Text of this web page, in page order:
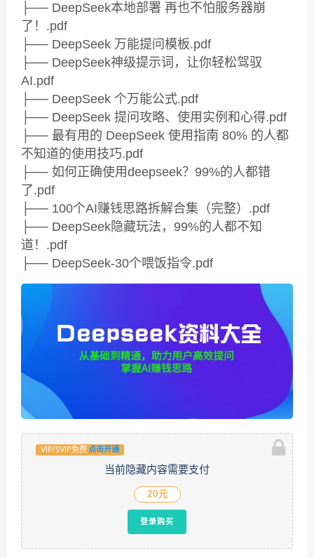
├── DeepSeek本地部署 再也不怕服务器崩
了！.pdf
├── DeepSeek 万能提问模板.pdf
├── DeepSeek神级提示词，让你轻松驾驭
AI.pdf
├── DeepSeek 个万能公式.pdf
├── DeepSeek 提问攻略、使用实例和心得.pdf
├── 最有用的 DeepSeek 使用指南 80% 的人都
不知道的使用技巧.pdf
├── 如何正确使用deepseek？99%的人都错
了.pdf
├── 100个AI赚钱思路拆解合集（完整）.pdf
├── DeepSeek隐藏玩法，99%的人都不知
道！.pdf
├── DeepSeek-30个喂饭指令.pdf
VIP/SVIP免费 点击开通
当前隐藏内容需要支付
20元
登录购买